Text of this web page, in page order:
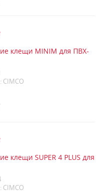
клещи MINIM для ПВХ-
CIMCO
клещи SUPER 4 PLUS для
CIMCO